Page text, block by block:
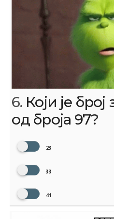
6. Који је
од броја 97?
23
33
41